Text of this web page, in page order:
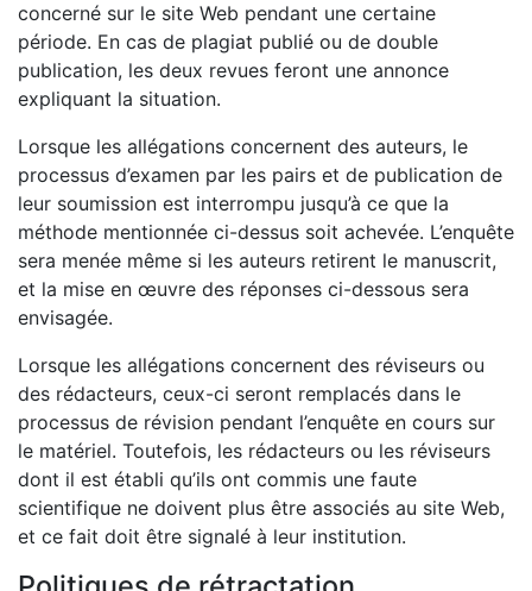
concerné sur le site Web pendant une certaine
période. En cas de plagiat publié ou de double
publication, les deux revues feront une annonce
expliquant la situation.
Lorsque les allégations concernent des auteurs, le
processus d’examen par les pairs et de publication de
leur soumission est interrompu jusqu’à ce que la
méthode mentionnée ci-dessus soit achevée. L’enquête
sera menée même si les auteurs retirent le manuscrit,
et la mise en œuvre des réponses ci-dessous sera
envisagée.
Lorsque les allégations concernent des réviseurs ou
des rédacteurs, ceux-ci seront remplacés dans le
processus de révision pendant l’enquête en cours sur
le matériel. Toutefois, les rédacteurs ou les réviseurs
dont il est établi qu’ils ont commis une faute
scientifique ne doivent plus être associés au site Web,
et ce fait doit être signalé à leur institution.